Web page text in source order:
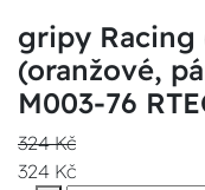
gripy Racing
(oranžové,
M003-76
324 Kč
324 Kč